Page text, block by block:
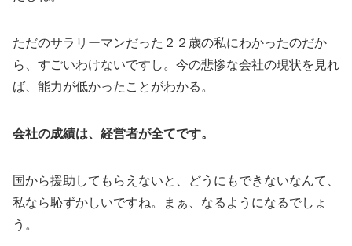
ただのサラリーマンだった２２歳の私にわかったのだか
ら、すごいわけないですし。今の悲惨な会社の現状を見れ
ば、能力が低かったことがわかる。
会社の成績は、経営者が全てです。
国から援助してもらえないと、どうにもできないなんて、
私なら恥ずかしいですね。まぁ、なるようになるでしょ
う。